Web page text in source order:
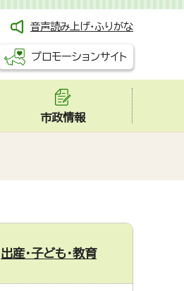
音声読み上げ・ふりがな
プロモーションサイト
市政情報
出産・子ども・教育